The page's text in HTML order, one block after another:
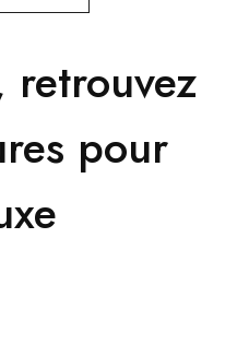
retrouvez
pour